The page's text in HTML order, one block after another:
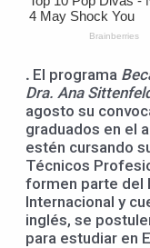
. El programa
Dra. Ana
agosto su
graduados en el
estén cursando
Técnicos
formen parte del
Internacional y
inglés, se
para estudiar en